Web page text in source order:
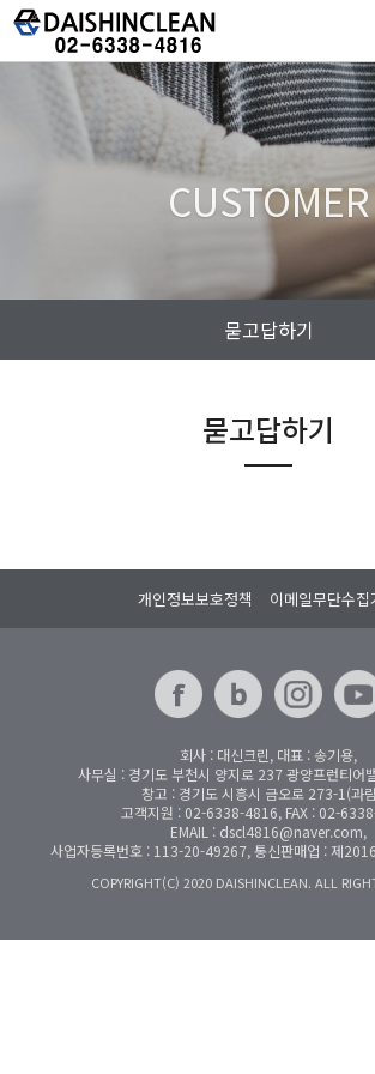
CUSTOMER
묻고답하기
묻고답하기
개인정보보호정책 이메일무단수집
회사 : 대신크린, 대표 : 송기용,
사무실 : 경기도 부천시 양지로 237 광양프런티어
창고 : 경기도 시흥시 금오로 273-1(과
고객지원 : 02-6338-4816, FAX : 02-
EMAIL : dscl4816@naver.com,
사업자등록번호 : 113-20-49267, 통신판매업 : 제
COPYRIGHT(C) 2020 DAISHINCLEAN. ALL